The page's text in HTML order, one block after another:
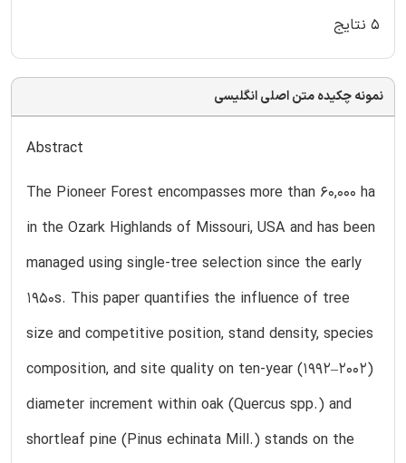
۵ نتایج
نمونه چکیده متن اصلی انگلیسی
Abstract
The Pioneer Forest encompasses more than 60,000 ha
in the Ozark Highlands of Missouri, USA and has been
managed using single-tree selection since the early
1950s. This paper quantifies the influence of tree
size and competitive position, stand density, species
composition, and site quality on ten-year (1992–۲۰۰۲)
diameter increment within oak (Quercus spp.) and
shortleaf pine (Pinus echinata Mill.) stands on the